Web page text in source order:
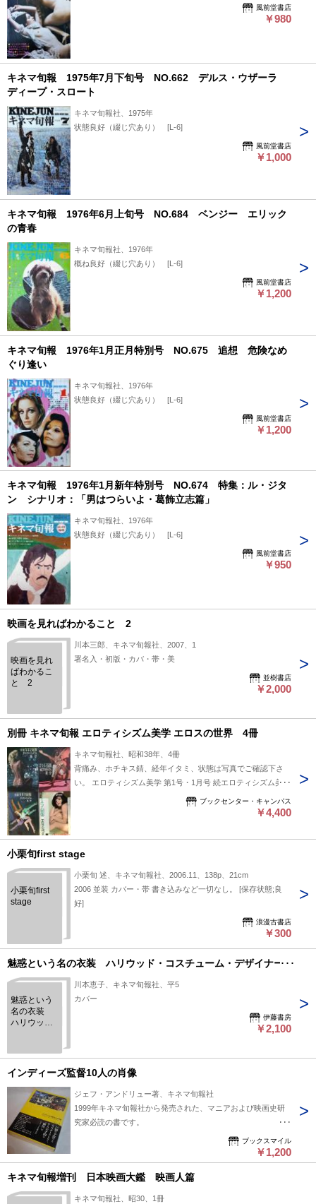
風前堂書店
￥980
キネマ旬報 1975年7月下旬号 NO.662 デルス・ウザーラ
ディープ・スロート
キネマ旬報社、1975年
状態良好（綴じ穴あり） [L-6]
風前堂書店
￥1,000
キネマ旬報 1976年6月上旬号 NO.684 ベンジー エリック
の青春
キネマ旬報社、1976年
概ね良好（綴じ穴あり） [L-6]
風前堂書店
￥1,200
キネマ旬報 1976年1月正月特別号 NO.675 追想 危険なめ
ぐり逢い
キネマ旬報社、1976年
状態良好（綴じ穴あり） [L-6]
風前堂書店
￥1,200
キネマ旬報 1976年1月新年特別号 NO.674 特集：ル・ジタ
ン シナリオ：「男はつらいよ・葛飾立志篇」
キネマ旬報社、1976年
状態良好（綴じ穴あり） [L-6]
風前堂書店
￥950
映画を見ればわかること 2
映画を見れ
ばわかるこ
と 2
川本三郎、キネマ旬報社、2007、1
署名入・初版・カバ・帯・美
並樹書店
￥2,000
別冊 キネマ旬報 エロティシズム美学 エロスの世界 4冊
キネマ旬報社、昭和38年、4冊
背痛み、ホチキス錆、経年イタミ、状態は写真でご確認下さ
い。 エロティシズム美学 第1号・1月号 続エロティシズム美学
第2号・3月号 エロティシズム美学 第4号 エロスの世界 第3号
ブックセンター・キャンパス
￥4,400
小栗旬first stage
小栗旬first
stage
小栗旬 述、キネマ旬報社、2006.11、138p、21cm
2006 並装 カバー・帯 書き込みなど一切なし。 [保存状態;良
好]
浪漫古書店
￥300
魅惑という名の衣装 ハリウッド・コスチューム・デザイナー史
魅惑という
名の衣装
ハリウッ
ザイナー史
川本恵子、キネマ旬報社、平5
カバー
伊藤書房
￥2,100
インディーズ監督10人の肖像
ジェフ・アンドリュー著、キネマ旬報社
1999年キネマ旬報社から発売された、マニアおよび映画史研
究家必読の書です。
ここにはインディーズ時代のデビット・リンチ クエインティ
中古本、単行本ソフトカバー 全575ページ
本の状態：B下 微妙な破れ、擦れ、汚れ多少あり
ブックスマイル
￥1,200
キネマ旬報増刊 日本映画大鑑 映画人篇
キネマ旬報社、昭30、1冊